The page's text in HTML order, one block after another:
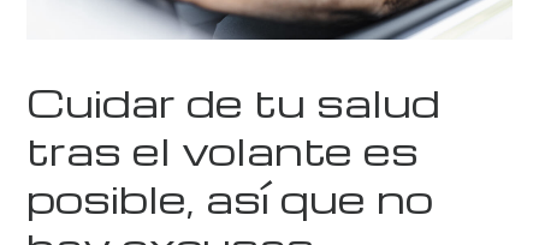
Cuidar de tu salud
tras el volante es
posible, así que no